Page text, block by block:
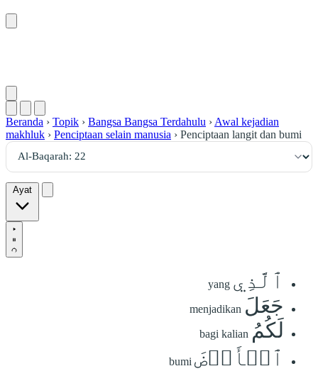
Beranda › Topik › Bangsa Bangsa Terdahulu › Awal kejadian
makhluk › Penciptaan selain manusia › Penciptaan langit dan bumi
Ayat
ٱلَّذِي yang
جَعَلَ menjadikan
لَكُمُ bagi kalian
ٱلۡأَرۡضَ bumi